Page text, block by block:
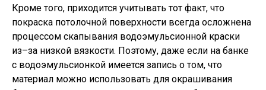
Кроме того, приходится учитывать тот факт, что
покраска потолочной поверхности всегда осложнена
процессом скапывания водоэмульсионной краски
из–за низкой вязкости. Поэтому, даже если на банке
с водоэмульсионкой имеется запись о том, что
материал можно использовать для окрашивания